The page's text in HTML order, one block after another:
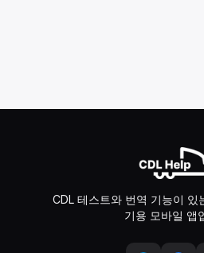
CDL 테스트와 번역 기능이 있
기용 모바일 앱